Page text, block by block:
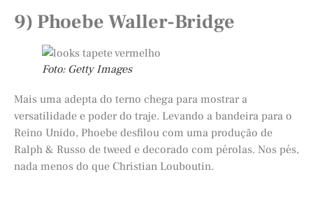
9) Phoebe Waller-Bridge
Foto: Getty Images
Mais uma adepta do terno chega para mostrar a
versatilidade e poder do traje. Levando a bandeira para o
Reino Unido, Phoebe desfilou com uma produção de
Ralph & Russo de tweed e decorado com pérolas. Nos pés,
nada menos do que Christian Louboutin.